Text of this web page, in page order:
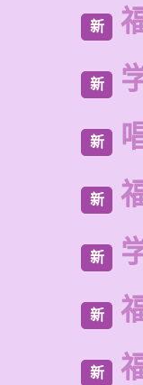
新
新
新
新
新
新
新